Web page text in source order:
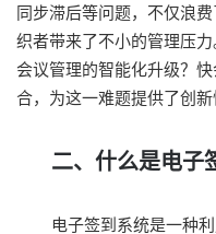
同步滞后等问题，不仅浪
织者带来了不小的管理压
会议管理的智能化升级？
合，为这一难题提供了创新
二、什么是电子
电子签到系统是一种